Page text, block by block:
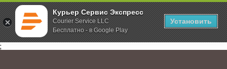
Курьер Сервис Экспресс
Courier Service LLC
Бесплатно - в Google Play
Установить
;
Главная О компании Новости Переезд офиса КС Абакан